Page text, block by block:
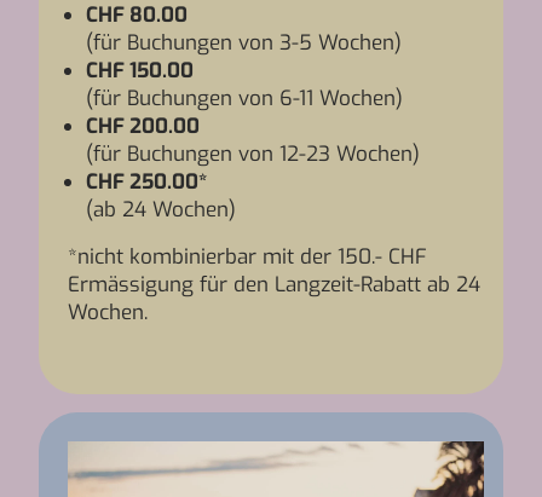
CHF 80.00
(für Buchungen von 3-5 Wochen)
CHF 150.00
(für Buchungen von 6-11 Wochen)
CHF 200.00
(für Buchungen von 12-23 Wochen)
CHF 250.00*
(ab 24 Wochen)
*nicht kombinierbar mit der 150.- CHF
Ermässigung für den Langzeit-Rabatt ab 24
Wochen.